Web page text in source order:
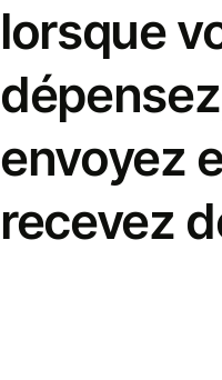
lorsque
envoyez
recevez